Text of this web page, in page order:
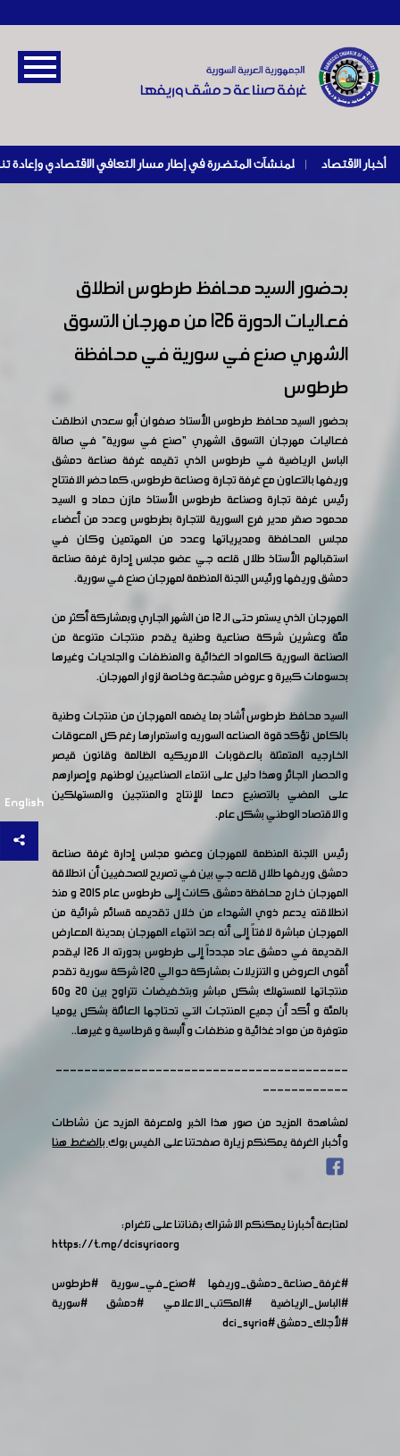
أخبار الاقتصاد |
English
بحضور السيد محافظ طرطوس انطلاق
فعاليات الدورة 126 من مهرجان التسوق
الشهري صنع في سورية في محافظة
طرطوس
بحضور السيد محافظ طرطوس الأستاذ صفوان أبو سعدى انطلقت
فعاليات مهرجان التسوق الشهري “صنع في سورية” في صالة
الباسل الرياضية في طرطوس الذي تقيمه غرفة صناعة دمشق
وريفها بالتعاون مع غرفة تجارة وصناعة طرطوس، كما حضر الافتتاح
رئيس غرفة تجارة وصناعة طرطوس الأستاذ مازن حماد و السيد
محمود صقر مدير فرع السورية للتجارة بطرطوس وعدد من أعضاء
مجلس المحافظة ومديرياتها وعدد من المهتمين وكان في
استقبالهم الأستاذ طلال قلعه جي عضو مجلس إدارة غرفة صناعة
دمشق وريفها ورئيس اللجنة المنظمة لمهرجان صنع في سورية.
المهرجان الذي يستمر حتى الـ 12 من الشهر الجاري وبمشاركة أكثر من
مئة وعشرين شركة صناعية وطنية يقدم منتجات متنوعة من
الصناعة السورية كالمواد الغذائية والمنظفات والجلديات وغيرها
بحسومات كبيرة و عروض مشجعة وخاصة لزوار المهرجان.
السيد محافظ طرطوس أشاد بما يضمه المهرجان من منتجات وطنية
بالكامل تؤكد قوة الصناعه السوريه واستمرارها رغم كل المعوقات
الخارجيه المتمثلة بالعقوبات الامريكيه الظالمة وقانون قيصر
والحصار الجائر وهذا دليل على انتماء الصناعيين لوطنهم وإصرارهم
على المضي بالتصنيع دعما للإنتاج والمنتجين والمستهلكين
والاقتصاد الوطني بشكل عام.
رئيس اللجنة المنظمة للمهرجان وعضو مجلس إدارة غرفة صناعة
دمشق وريفها طلال قلعه جي بين في تصريح للصحفيين أن انطلاقة
المهرجان خارج محافظة دمشق كانت إلى طرطوس عام 2015 و منذ
انطلاقته يدعم ذوي الشهداء من خلال تقديمه قسائم شرائية من
المهرجان مباشرة لافتاً إلى أنه بعد انتهاء المهرجان بمدينة المعارض
القديمة في دمشق عاد مجدداً إلى طرطوس بدورته الـ 126 ليقدم
أقوى العروض و التنزيلات بمشاركة حوالي 120 شركة سورية تقدم
منتجاتها للمستهلك بشكل مباشر وبتخفيضات تتراوح بين 20 و60
بالمئة و أكد أن جميع المنتجات التي تحتاجها العائلة بشكل يوميا
متوفرة من مواد غذائية و منظفات و ألبسة و قرطاسية و غيرها..
-----------------------------------------
------------
لمشاهدة المزيد من صور هذا الخبر ولمعرفة المزيد عن نشاطات
وأخبار الغرفة يمكنكم زيارة صفحتنا على الفيس بوكبالضغط هنا
لمتابعة أخبارنا يمكنكم الاشتراك بقناتنا على تلغرام:
https://t.me/dcisyriaorg
#غرفة_صناعة_دمشق_وريفها #صنع_في_سورية #طرطوس
#الباسل_الرياضية
#المكتب_الاعلامي #دمشق
#سورية
#لأجلك_دمشق#dci_syria